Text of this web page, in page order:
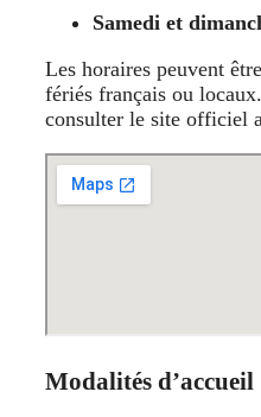
Samedi et
Les horaires peuvent
fériés français ou
consulter le site officiel
Modalités d’accueil